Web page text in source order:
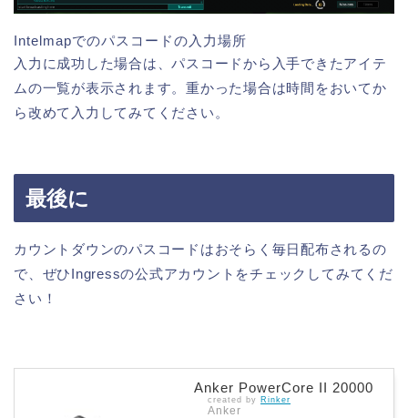
Intelmapでのパスコードの入力場所
入力に成功した場合は、パスコードから入手できたアイテ
ムの一覧が表示されます。重かった場合は時間をおいてか
ら改めて入力してみてください。
最後に
カウントダウンのパスコードはおそらく毎日配布されるの
で、ぜひIngressの公式アカウントをチェックしてみてくだ
さい！
Anker PowerCore II 20000
created by Rinker
Anker